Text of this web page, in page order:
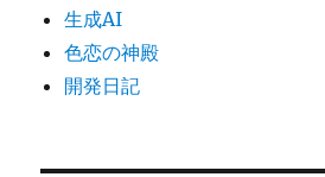
生成AI
色恋の神殿
開発日記